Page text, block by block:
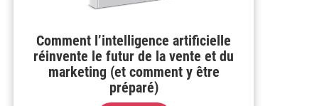
Comment l’intelligence artificielle
réinvente le futur de la vente et du
marketing (et comment y être
préparé)